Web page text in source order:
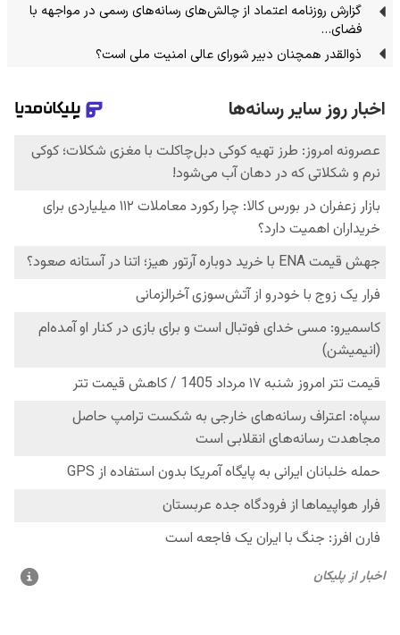
گزارش روزنامه اعتماد از چالش‌های رسانه‌های رسمی در مواجهه با
فضای…
ذوالقدر همچنان دبیر شورای ‌عالی امنیت ملی است؟